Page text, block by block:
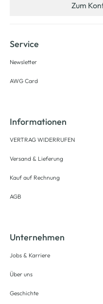
Zum
Service
Newsletter
AWG Card
Informationen
VERTRAG WIDERRUFEN
Versand & Lieferung
Kauf auf Rechnung
AGB
Unternehmen
Jobs & Karriere
Über uns
Geschichte